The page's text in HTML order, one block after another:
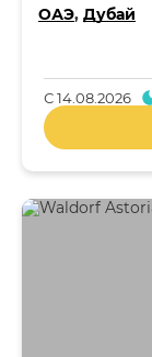
ОАЭ, Дубай
С14.08.2026